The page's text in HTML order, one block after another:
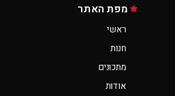
מפת האתר
ראשי
חנות
מתכונים
אודות